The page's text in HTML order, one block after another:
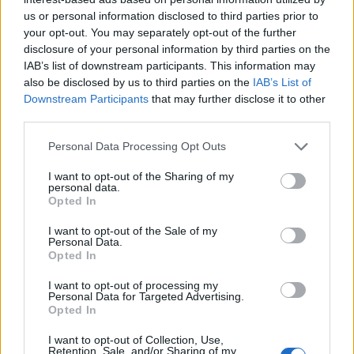
us or personal information disclosed to third parties prior to
your opt-out. You may separately opt-out of the further
disclosure of your personal information by third parties on the
IAB’s list of downstream participants. This information may
also be disclosed by us to third parties on the IAB’s List of
Downstream Participants that may further disclose it to other
Please note that this website/app uses one or more Google
not limited to your visit or usage behaviour. You may click to
grant or deny consent to Google and its third-party tags to
use your data for below specified purposes in below Google
consent section.
Personal Data Processing Opt Outs
I want to opt-out of the Sharing of my
personal data.
Opted In
I want to opt-out of the Sale of my
Personal Data.
Opted In
I want to opt-out of processing my
Personal Data for Targeted Advertising.
Opted In
I want to opt-out of Collection, Use,
Retention, Sale, and/or Sharing of my
Akram Khan meglepődik azokon, akik szerint egy
olimpiai megnyitóra pazarlás 27 millió fontot
költeni:
„Hiszek abban, hogy a művészet segít az embernek
felülemelkedni a nehézségeken, túlélni a nagyon-
nagyon nehéz időszakokat.”
A világ minden táján művészeti bizottságok tagjaival
művészetre kell pénzt adni. Véleménye szerint ez
bizonytalanná teszi az alkotókat, feszültséget kelt
művésznek ösztönző erőként kell felhasználnia a
feszültséget és a súrlódást.”
Az alkotásról
„Mindennek a testemből kell jönni. Ahogy idősödöm,
egyre jobban leköt a dolgok fogalmi, koncepcionális
oldala, de számomra ösztönösen mindig az első a